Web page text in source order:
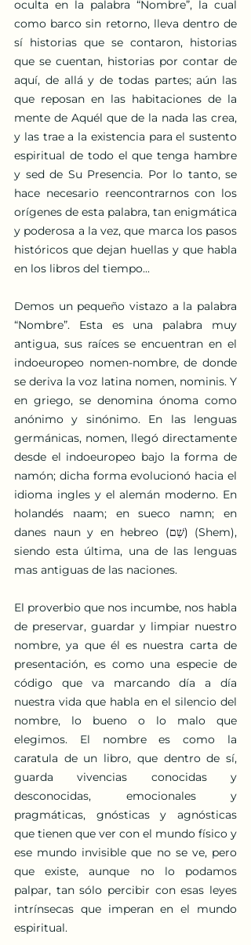
oculta en la palabra “Nombre”, la cual
como barco sin retorno, lleva dentro de
sí historias que se contaron, historias
que se cuentan, historias por contar de
aquí, de allá y de todas partes; aún las
que reposan en las habitaciones de la
mente de Aquél que de la nada las crea,
y las trae a la existencia para el sustento
espiritual de todo el que tenga hambre
y sed de Su Presencia. Por lo tanto, se
hace necesario reencontrarnos con los
orígenes de esta palabra, tan enigmática
y poderosa a la vez, que marca los pasos
históricos que dejan huellas y que habla
en los libros del tiempo...
Demos un pequeño vistazo a la palabra
“Nombre”. Esta es una palabra muy
antigua, sus raíces se encuentran en el
indoeuropeo nomen-nombre, de donde
se deriva la voz latina nomen, nominis. Y
en griego, se denomina ónoma como
anónimo y sinónimo. En las lenguas
germánicas, nomen, llegó directamente
desde el indoeuropeo bajo la forma de
namón; dicha forma evolucionó hacia el
idioma ingles y el alemán moderno. En
holandés naam; en sueco namn; en
danes naun y en hebreo
(שֵׁם) (Shem),
siendo esta última, una de las lenguas
mas antiguas de las naciones.
El proverbio que nos incumbe, nos habla
de preservar, guardar y limpiar nuestro
nombre, ya que él es nuestra carta de
presentación, es como una especie de
código que va marcando día a día
nuestra vida que habla en el silencio del
nombre, lo bueno o lo malo que
elegimos. El nombre es como la
caratula de un libro, que dentro de sí,
guarda vivencias conocidas y
desconocidas, emocionales y
pragmáticas, gnósticas y agnósticas
que tienen que ver con el mundo físico y
ese mundo invisible que no se ve, pero
que existe, aunque no lo podamos
palpar, tan sólo percibir con esas leyes
intrínsecas que imperan en el mundo
espiritual.